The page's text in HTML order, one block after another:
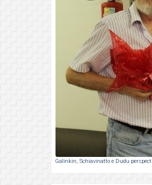
Galinkin, Schiavinatto e Dudu